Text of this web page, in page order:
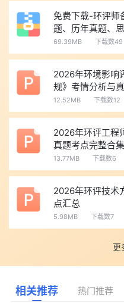
免费下载-环评师
题、历年真题、
等）
69.39MB 下载数49
2026年环境影响
规》考情分析与
12.52MB 下载数12
2026年环评工程
真题考点完整合集
13.77MB 下载数6
2026年环评技术
点汇总
5.98MB 下载数7
更
相关推荐 热门推荐